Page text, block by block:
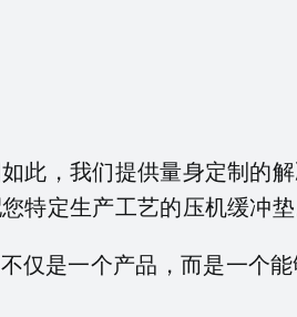
此，我们提供量身定制的
特定生产工艺的压机缓冲垫
仅是一个产品，而是一个